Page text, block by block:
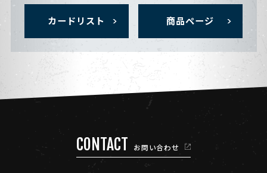
カードリスト 商品ページ
CONTACT お問い合わせ